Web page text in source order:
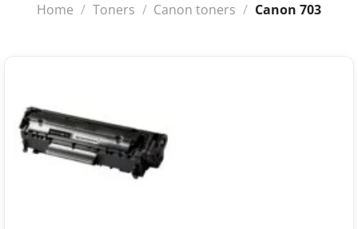
Home / Toners / Canon toners / Canon 703